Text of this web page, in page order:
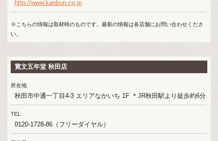
http://www.kanbun.co.jp
※こちらの情報は取材時のものです。最新の情報は各店舗にお問い合わせくださ
い。
寛文五年堂 秋田店
所在地
秋田市中通一丁目4-3 エリアなかいち 1F ＊JR秋田駅より徒歩約6分
TEL
0120-1728-86（フリーダイヤル）